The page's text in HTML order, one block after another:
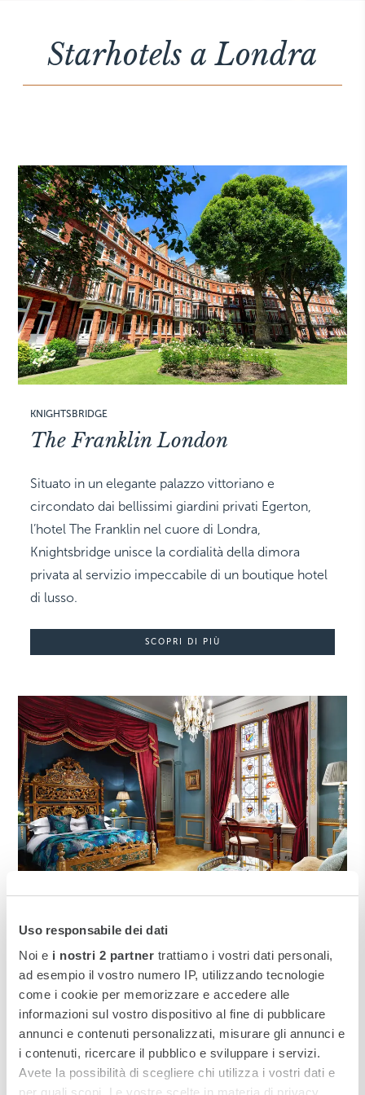
Uso responsabile dei dati
Noi e i nostri 2 partner trattiamo i vostri dati personali,
ad esempio il vostro numero IP, utilizzando tecnologie
come i cookie per memorizzare e accedere alle
informazioni sul vostro dispositivo al fine di pubblicare
annunci e contenuti personalizzati, misurare gli annunci e
i contenuti, ricercare il pubblico e sviluppare i servizi.
Avete la possibilità di scegliere chi utilizza i vostri dati e
per quali scopi. Le vostre scelte in materia di privacy
Villa La Favorita
Starhotels a Londra
KNIGHTSBRIDGE
The Franklin London
Situato in un elegante palazzo vittoriano e
circondato dai bellissimi giardini privati Egerton,
l’hotel The Franklin nel cuore di Londra,
Knightsbridge unisce la cordialità della dimora
privata al servizio impeccabile di un boutique hotel
di lusso.
SCOPRI DI PIÙ
The Gore London
Elegante, accogliente e intimo, il The Gore è un
boutique hotel autenticamente British che vi farà
sentire a casanel cuore di Kensington a Londra .